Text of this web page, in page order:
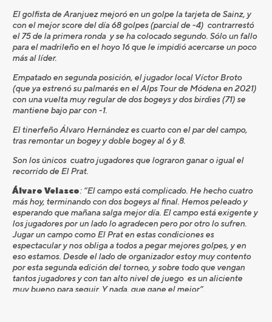
El golfista de Aranjuez mejoró en un golpe la tarjeta de Sainz, y
con el mejor score del día 68 golpes (parcial de -4) contrarrestó
el 75 de la primera ronda y se ha colocado segundo. Sólo un fallo
para el madrileño en el hoyo 16 que le impidió acercarse un poco
más al líder.
Empatado en segunda posición, el jugador local Víctor Broto
(que ya estrenó su palmarés en el Alps Tour de Módena en 2021)
con una vuelta muy regular de dos bogeys y dos birdies (71) se
mantiene bajo par con -1.
El tinerfeño Álvaro Hernández es cuarto con el par del campo,
tras remontar un bogey y doble bogey al 6 y 8.
Son los únicos cuatro jugadores que lograron ganar o igual el
recorrido de El Prat.
Álvaro Velasco: “El campo está complicado. He hecho cuatro
más hoy, terminando con dos bogeys al final. Hemos peleado y
esperando que mañana salga mejor día. El campo está exigente y
los jugadores por un lado lo agradecen pero por otro lo sufren.
Jugar un campo como El Prat en estas condiciones es
espectacular y nos obliga a todos a pegar mejores golpes, y en
eso estamos. Desde el lado de organizador estoy muy contento
por esta segunda edición del torneo, y sobre todo que vengan
tantos jugadores y con tan alto nivel de juego es un aliciente
muy bueno para seguir. Y nada, que gane el mejor”.